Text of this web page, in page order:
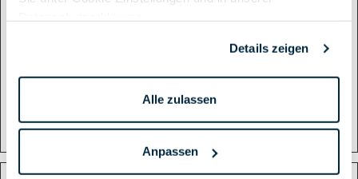
Details zeigen
Alle zulassen
Anpassen
Besucher bedient.
Zusammenhang mit
Nutzererfahrung zu
optimieren.